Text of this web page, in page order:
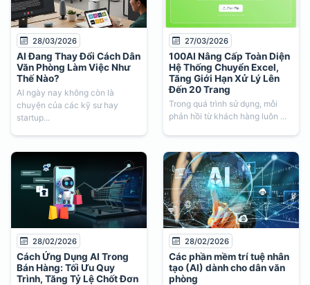
28/03/2026
AI Đang Thay Đổi Cách Dân
Văn Phòng Làm Việc Như
Thế Nào?
AI ngày nay không còn là
chuyện của các kỹ sư hay
startup...
27/03/2026
100AI Nâng Cấp Toàn Diện
Hệ Thống Chuyển Excel,
Tăng Giới Hạn Xử Lý Lên
Đến 20 Trang
Trong quá trình sử dụng, mỗi
phản hồi từ khách hàng luôn ...
28/02/2026
Cách Ứng Dụng AI Trong
Bán Hàng: Tối Ưu Quy
Trình, Tăng Tỷ Lệ Chốt Đơn
28/02/2026
Các phần mềm trí tuệ nhân
tạo (AI) dành cho dân văn
phòng